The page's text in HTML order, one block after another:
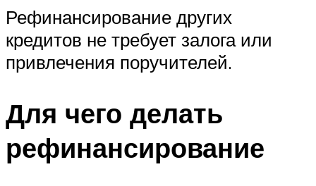
Рефинансирование других
кредитов не требует залога или
привлечения поручителей.
Для чего делать
рефинансирование